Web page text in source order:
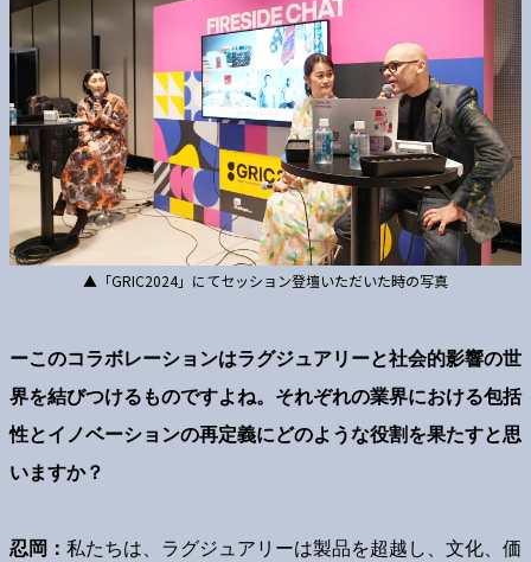
▲「GRIC2024」にてセッション登壇いただいた時の写真
ーこのコラボレーションはラグジュアリーと社会的影響の世
界を結びつけるものですよね。それぞれの業界における包括
性とイノベーションの再定義にどのような役割を果たすと思
いますか？
忍岡： 私たちは、ラグジュアリーは製品を超越し、文化、価